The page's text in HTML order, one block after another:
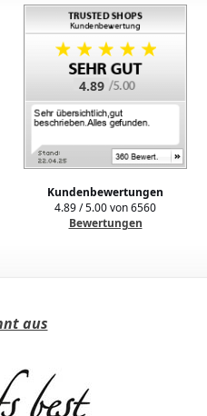
4.89
Kundenbewertungen
4.89/5.00von6560
Bewertungen
aus